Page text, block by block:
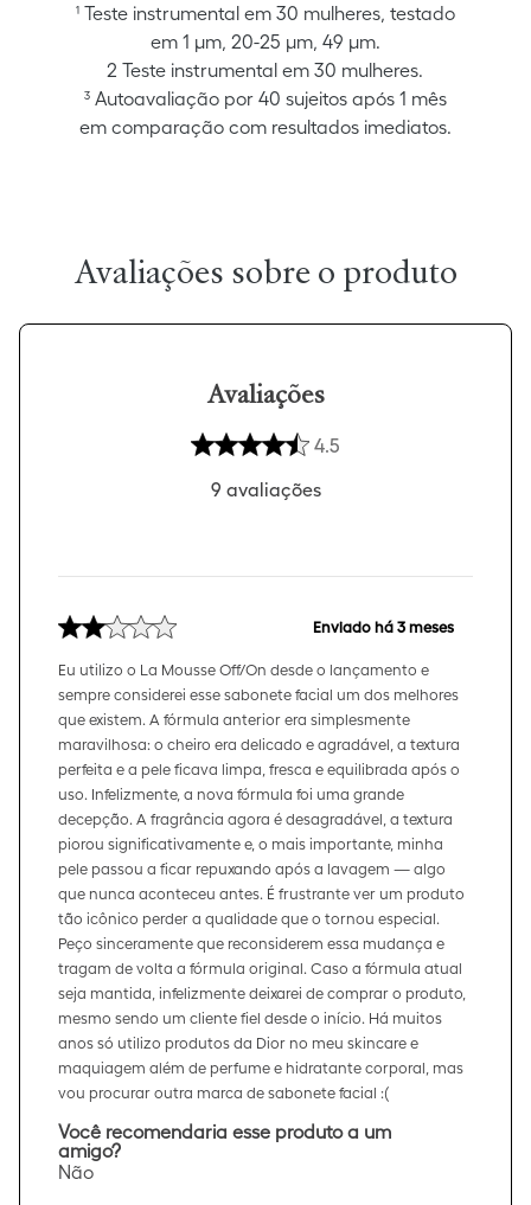
¹ Teste instrumental em 30 mulheres, testado
em 1 µm, 20-25 µm, 49 µm.
2 Teste instrumental em 30 mulheres.
³ Autoavaliação por 40 sujeitos após 1 mês
em comparação com resultados imediatos.
Avaliações
4.5
9 avaliações
Enviado há 3 meses
Eu utilizo o La Mousse Off/On desde o lançamento e
sempre considerei esse sabonete facial um dos melhores
que existem. A fórmula anterior era simplesmente
maravilhosa: o cheiro era delicado e agradável, a textura
perfeita e a pele ficava limpa, fresca e equilibrada após o
uso. Infelizmente, a nova fórmula foi uma grande
decepção. A fragrância agora é desagradável, a textura
piorou significativamente e, o mais importante, minha
pele passou a ficar repuxando após a lavagem — algo
que nunca aconteceu antes. É frustrante ver um produto
tão icônico perder a qualidade que o tornou especial.
Peço sinceramente que reconsiderem essa mudança e
tragam de volta a fórmula original. Caso a fórmula atual
seja mantida, infelizmente deixarei de comprar o produto,
mesmo sendo um cliente fiel desde o início. Há muitos
anos só utilizo produtos da Dior no meu skincare e
maquiagem além de perfume e hidratante corporal, mas
vou procurar outra marca de sabonete facial :(
Você recomendaria esse produto a um
amigo?
Não